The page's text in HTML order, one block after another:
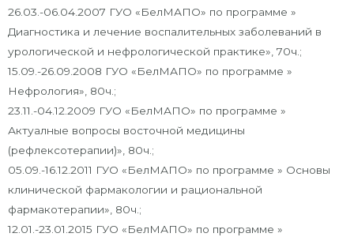
26.03.-06.04.2007 ГУО «БелМАПО» по программе »
Диагностика и лечение воспалительных заболеваний в
урологической и нефрологической практике», 70ч.;
15.09.-26.09.2008 ГУО «БелМАПО» по программе »
Нефрология», 80ч.;
23.11.-04.12.2009 ГУО «БелМАПО» по программе »
Актуалные вопросы восточной медицины
(рефлексотерапии)», 80ч.;
05.09.-16.12.2011 ГУО «БелМАПО» по программе » Основы
клинической фармакологии и рациональной
фармакотерапии», 80ч.;
12.01.-23.01.2015 ГУО «БелМАПО» по программе »